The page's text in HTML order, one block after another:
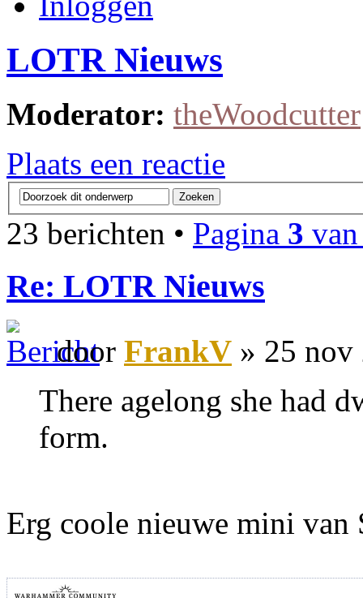
LOTR Nieuws
Moderator: theWoodcutter
Plaats een reactie
23 berichten • Pagina 3
Re: LOTR Nieuws
door FrankV » 25 nov
There agelong she had
form.
Erg coole nieuwe mini van